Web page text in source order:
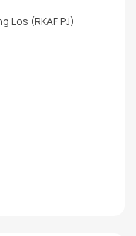
Los (RKAF PJ)